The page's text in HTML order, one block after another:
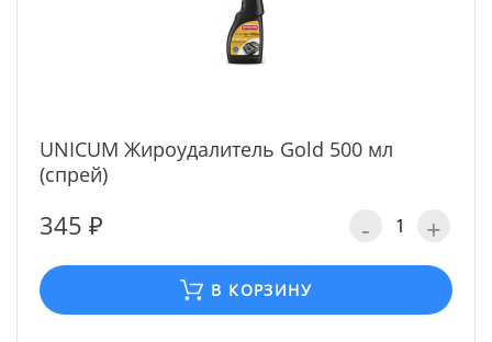
UNICUM Жироудалитель Gold 500 мл
(спрей)
345 ₽ - +
В КОРЗИНУ